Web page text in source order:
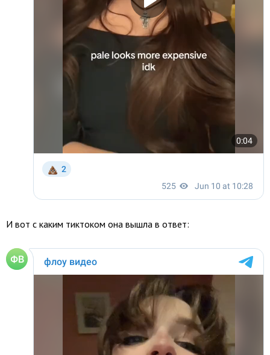
И вот с каким тиктоком она вышла в ответ: